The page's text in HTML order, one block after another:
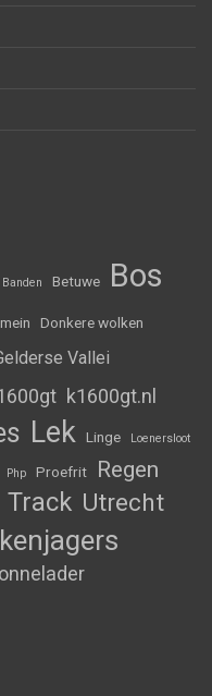
Banden Betuwe Bos
Donkere wolken
Vallei
k1600gt.nl
Lek Linge Loenersloot
Php Proefrit Regen
Track Utrecht